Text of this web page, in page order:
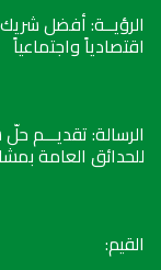
الرؤيــة: أفضل
اقتصادياً واجتماعياً
الرسالة: تقديـــم
للحدائق العامة
القيم: